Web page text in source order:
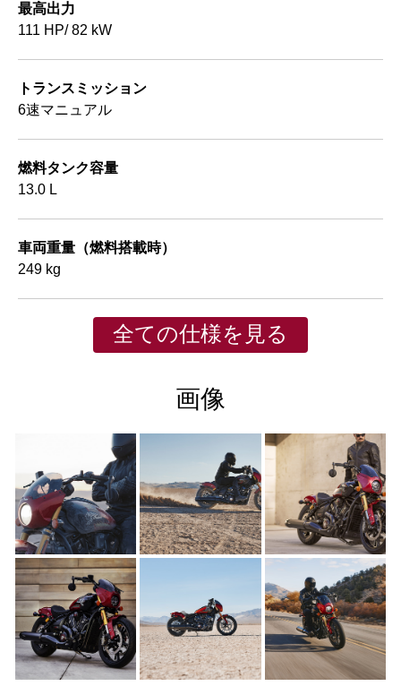
最高出力
111 HP/ 82 kW
トランスミッション
6速マニュアル
燃料タンク容量
13.0 L
車両重量（燃料搭載時）
249 kg
全ての仕様を見る
画像